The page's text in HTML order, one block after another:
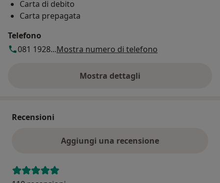
Carta di debito
Carta prepagata
Telefono
081 1928...Mostra numero di telefono
Mostra dettagli
sull'indirizzo
Recensioni
Aggiungi una recensione